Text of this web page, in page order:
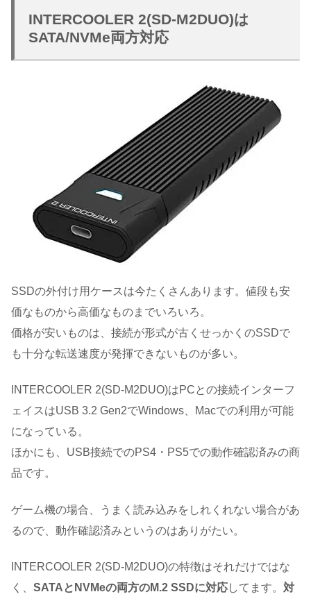
INTERCOOLER 2(SD-M2DUO)は
SATA/NVMe両方対応
SSDの外付け用ケースは今たくさんあります。値段も安
価なものから高価なものまでいろいろ。
価格が安いものは、接続が形式が古くせっかくのSSDで
も十分な転送速度が発揮できないものが多い。
INTERCOOLER 2(SD-M2DUO)はPCとの接続インターフ
ェイスはUSB 3.2 Gen2でWindows、Macでの利用が可能
になっている。
ほかにも、USB接続でのPS4・PS5での動作確認済みの商
品です。
ゲーム機の場合、うまく読み込みをしれくれない場合があ
るので、動作確認済みというのはありがたい。
INTERCOOLER 2(SD-M2DUO)の特徴はそれだけではな
く、 SATAとNVMeの両方のM.2 SSDに対応してます。 対